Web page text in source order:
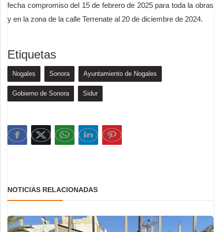
fecha compromiso del 15 de febrero de 2025 para toda la obras
y en la zona de la calle Terrenate al 20 de diciembre de 2024.
Etiquetas
Nogales Sonora Ayuntamiento de Nogales
Gobierno de Sonora Sidur
NOTICIAS RELACIONADAS